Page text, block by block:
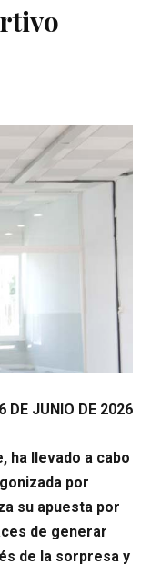
DE JUNIO DE 2026
ha llevado a cabo
por
su apuesta por
de generar
de la sorpresa y